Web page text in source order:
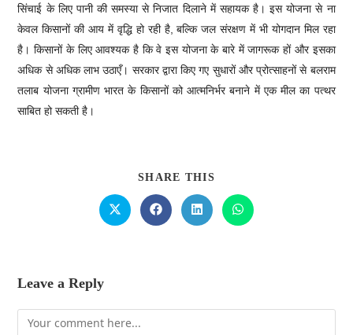
सिंचाई के लिए पानी की समस्या से निजात दिलाने में सहायक है। इस योजना से ना
केवल किसानों की आय में वृद्धि हो रही है, बल्कि जल संरक्षण में भी योगदान मिल रहा
है। किसानों के लिए आवश्यक है कि वे इस योजना के बारे में जागरूक हों और इसका
अधिक से अधिक लाभ उठाएँ। सरकार द्वारा किए गए सुधारों और प्रोत्साहनों से बलराम
तलाब योजना ग्रामीण भारत के किसानों को आत्मनिर्भर बनाने में एक मील का पत्थर
साबित हो सकती है।
SHARE THIS
Leave a Reply